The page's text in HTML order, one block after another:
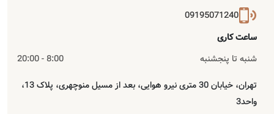
09195071240
ساعت کاری
شنبه تا پنجشنبه
8:00 - 20:00
تهران، خیابان 30 متری نیرو هوایی، بعد از مسیل منوچهری، پلاک 13،
واحد3